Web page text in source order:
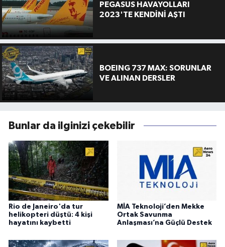
PEGASUS HAVAYOLLARI
2023'TE KENDİNİ AŞTI
BOEING 737 MAX: SORUNLAR
VE ALINAN DERSLER
Bunlar da ilginizi çekebilir
Rio de Janeiro'da tur
helikopteri düştü: 4 kişi
hayatını kaybetti
MİA Teknoloji’den Mekke
Ortak Savunma
Anlaşması’na Güçlü Destek